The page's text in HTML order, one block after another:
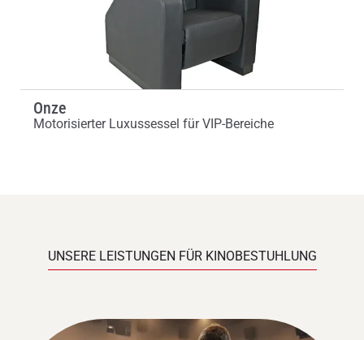
Onze
Motorisierter Luxussessel für VIP-Bereiche
UNSERE LEISTUNGEN FÜR KINOBESTUHLUNG